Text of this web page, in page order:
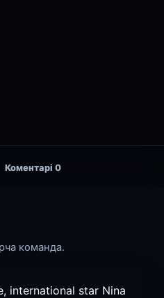
Коментарі 0
команда.
international star Nina